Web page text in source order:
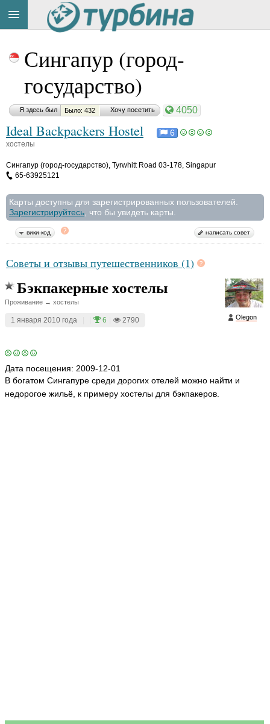
Сингапур (город-
государство)
Я здесь был Было: 432 Хочу посетить 4050
Ideal Backpackers Hostel 6
хостелы
Сингапур (город-государство), Tyrwhitt Road 03-178, Singapur
65-63925121
Карты доступны для зарегистрированных пользователей.
Зарегистрируйтесь , что бы увидеть карты.
вики-код написать совет
Советы и отзывы путешественников (1)
Olegon
Бэкпакерные хостелы
Проживание → хостелы
1 января 2010 года 6 2790
Дата посещения: 2009-12-01
В богатом Сингапуре среди дорогих отелей можно найти и
недорогое жильё, к примеру хостелы для бэкпакеров.
на
сайте:
Button